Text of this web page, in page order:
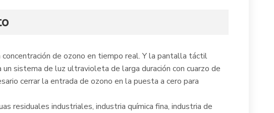
de ozono en tiempo real. Y la pantalla táctil
sistema de luz ultravioleta de larga duración con cuarzo de
cerrar la entrada de ozono en la puesta a cero para
residuales industriales, industria química fina, industria de